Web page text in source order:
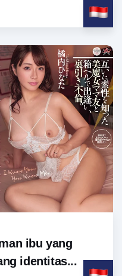
ibu yang
identitas...